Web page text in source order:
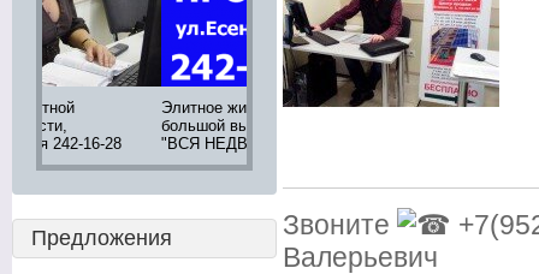
Элитное жилье продажа,
большой выбор в агентстве
"ВСЯ НЕДВИЖИМОСТЬ"
Аренда элитных
Лучшее
Предложения Звоните
Валерьевич